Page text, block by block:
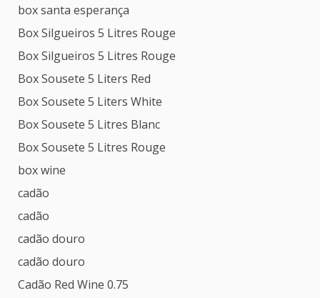
box santa esperança
Box Silgueiros 5 Litres Rouge
Box Silgueiros 5 Litres Rouge
Box Sousete 5 Liters Red
Box Sousete 5 Liters White
Box Sousete 5 Litres Blanc
Box Sousete 5 Litres Rouge
box wine
cadão
cadão
cadão douro
cadão douro
Cadão Red Wine 0.75